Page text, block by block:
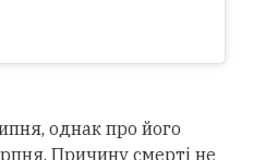
однак про його
Причину смерті не